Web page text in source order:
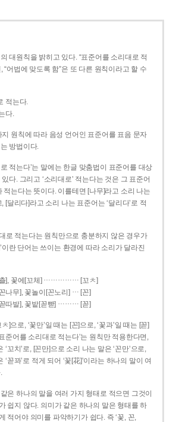
대원칙을 밝히고 있다. “표준어를 소리대로 적
“어법에 맞도록 함”은 또 다른 원칙이라고 할 수
적는다.
다.
원칙에 따라 음성 언어인 표준어를 표음 문자
방법이다.
적는다’는 말에는 한글 맞춤법이 표준어를 대상
다. 그리고 ‘소리대로’ 적는다는 것은 그 표준어
적는다는 뜻이다. 이를테면 [나무]라고 소리 나는
, [달리다]라고 소리 나는 표준어는 ‘달리다’로 적
로 적는다는 원칙만으로 충분하지 않은 경우가
이란 단어는 쓰이는 환경에 따라 소리가 달라진
], 꽃에[꼬체] …………… [꼬ㅊ]
나무], 꽃놀이[꼰노리] … [꼰]
따발], 꽃밭[꼳빧] ……… [꼳]
ㅊ]으로, ‘꽃만’일 때는 [꼰]으로, ‘꽃과’일 때는 [꼳]
준어를 소리대로 적는다’는 원칙만 적용한다면,
‘꼬치’로, [꼰만]으로 소리 나는 말은 ‘꼰만’으로,
‘꼳꽈’로 적게 되어 ‘꽃[花]’이라는 하나의 말이 여
은 하나의 말을 여러 가지 형태로 적으면 그것이
쉽지 않다. 의미가 같은 하나의 말은 형태를 하
적어야 의미를 파악하기가 쉽다. 즉 ‘꽃, 꼰,